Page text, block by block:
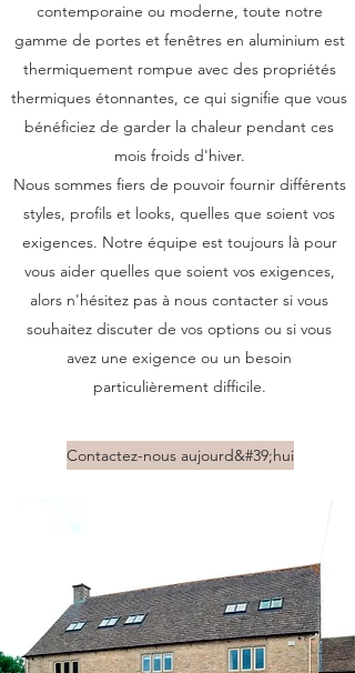
contemporaine ou moderne, toute notre
gamme de portes et fenêtres en aluminium est
thermiquement rompue avec des propriétés
thermiques étonnantes, ce qui signifie que vous
bénéficiez de garder la chaleur pendant ces
mois froids d'hiver.
Nous sommes fiers de pouvoir fournir différents
styles, profils et looks, quelles que soient vos
exigences. Notre équipe est toujours là pour
vous aider quelles que soient vos exigences,
alors n'hésitez pas à nous contacter si vous
souhaitez discuter de vos options ou si vous
avez une exigence ou un besoin
particulièrement difficile.
Contactez-nous aujourd&#39;hui